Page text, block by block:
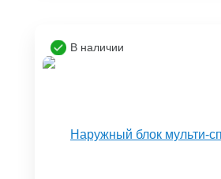
В наличии